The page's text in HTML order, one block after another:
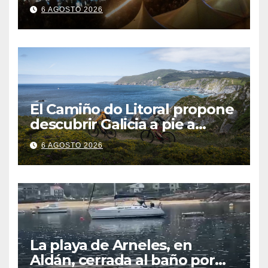
El Camiño do Litoral propone
descubrir Galicia a pie a
través de más de 1.300
kilómetros
6 AGOSTO 2026
La playa de Arneles, en
Aldán, cerrada al baño por
contaminación del agua tras
detectarse restos fecales
5 AGOSTO 2026